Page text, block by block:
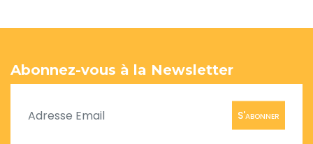
Abonnez-vous à la Newsletter
S'abonner